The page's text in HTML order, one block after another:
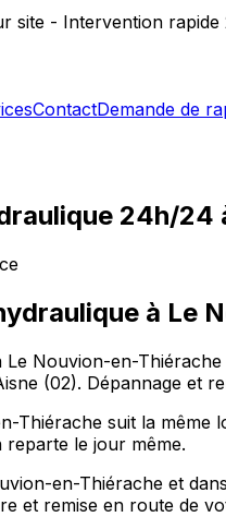
site - Intervention
ContactDemande de
24h/24
à Le
Nouvion-en-
(02). Dépannage et
Thiérache suit la même
reparte le jour même.
en-Thiérache et
et remise en route de